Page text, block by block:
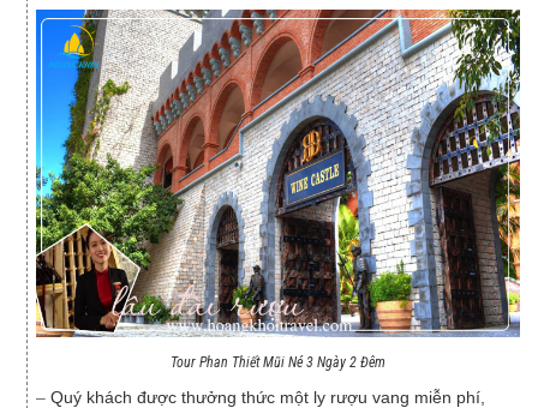
Tour Phan Thiết Mũi Né 3 Ngày 2 Đêm
– Quý khách được thưởng thức một ly rượu vang miễn phí,